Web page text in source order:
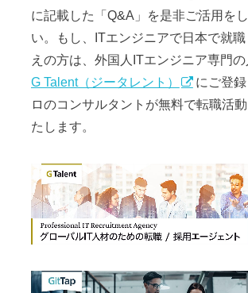
に記載した「Q&A」を是非ご活用を
い。もし、ITエンジニアで日本で就
えの方は、外国人ITエンジニア専門
G Talent（ジータレント）
にご登
ロのコンサルタントが無料で転職活
たします。